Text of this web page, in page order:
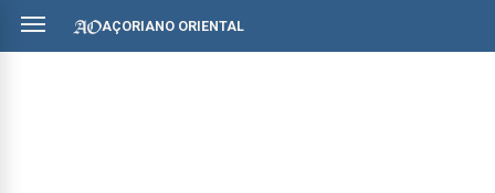
AÇORIANO ORIENTAL